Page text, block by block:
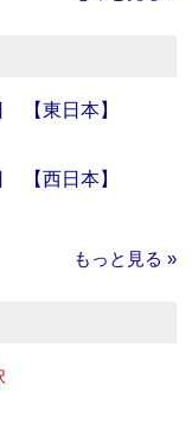
【東日本】
【西日本】
もっと見る »